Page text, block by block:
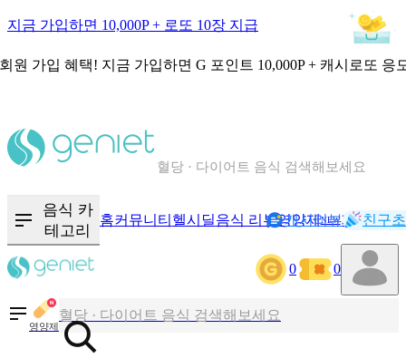
지금 가입하면 10,000P + 로또 10장 지급
원 가입 혜택! 지금 가입하면 G 포인트 10,000P + 캐시로또 응
혈당 · 다이어트 음식 검색해보세요
음식 카
테고리
홈커뮤니티 헬시딜음식 리뷰영양제NEW기록
캐시리뷰 친구
0 0
영양제
칼로리와 영양성분을 검색해보세요
혈당 · 다이어트 음식 검색해보세요
음식 · 영양제 리뷰를 찾아보세요